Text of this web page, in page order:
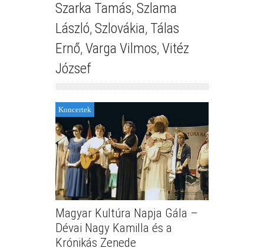
Szarka Tamás, Szlama
László, Szlovákia, Tálas
Ernő, Varga Vilmos, Vitéz
József
Koncertek
Magyar Kultúra Napja Gála –
Dévai Nagy Kamilla és a
Krónikás Zenede